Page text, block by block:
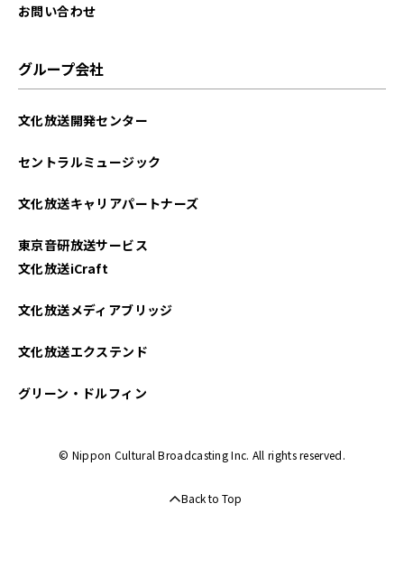
2024年10月
お問い合わせ
グループ会社
文化放送開発センター
セントラルミュージック
文化放送キャリアパートナーズ
東京音研放送サービス
文化放送iCraft
文化放送メディアブリッジ
文化放送エクステンド
グリーン・ドルフィン
© Nippon Cultural Broadcasting Inc. All rights reserved.
Back to Top